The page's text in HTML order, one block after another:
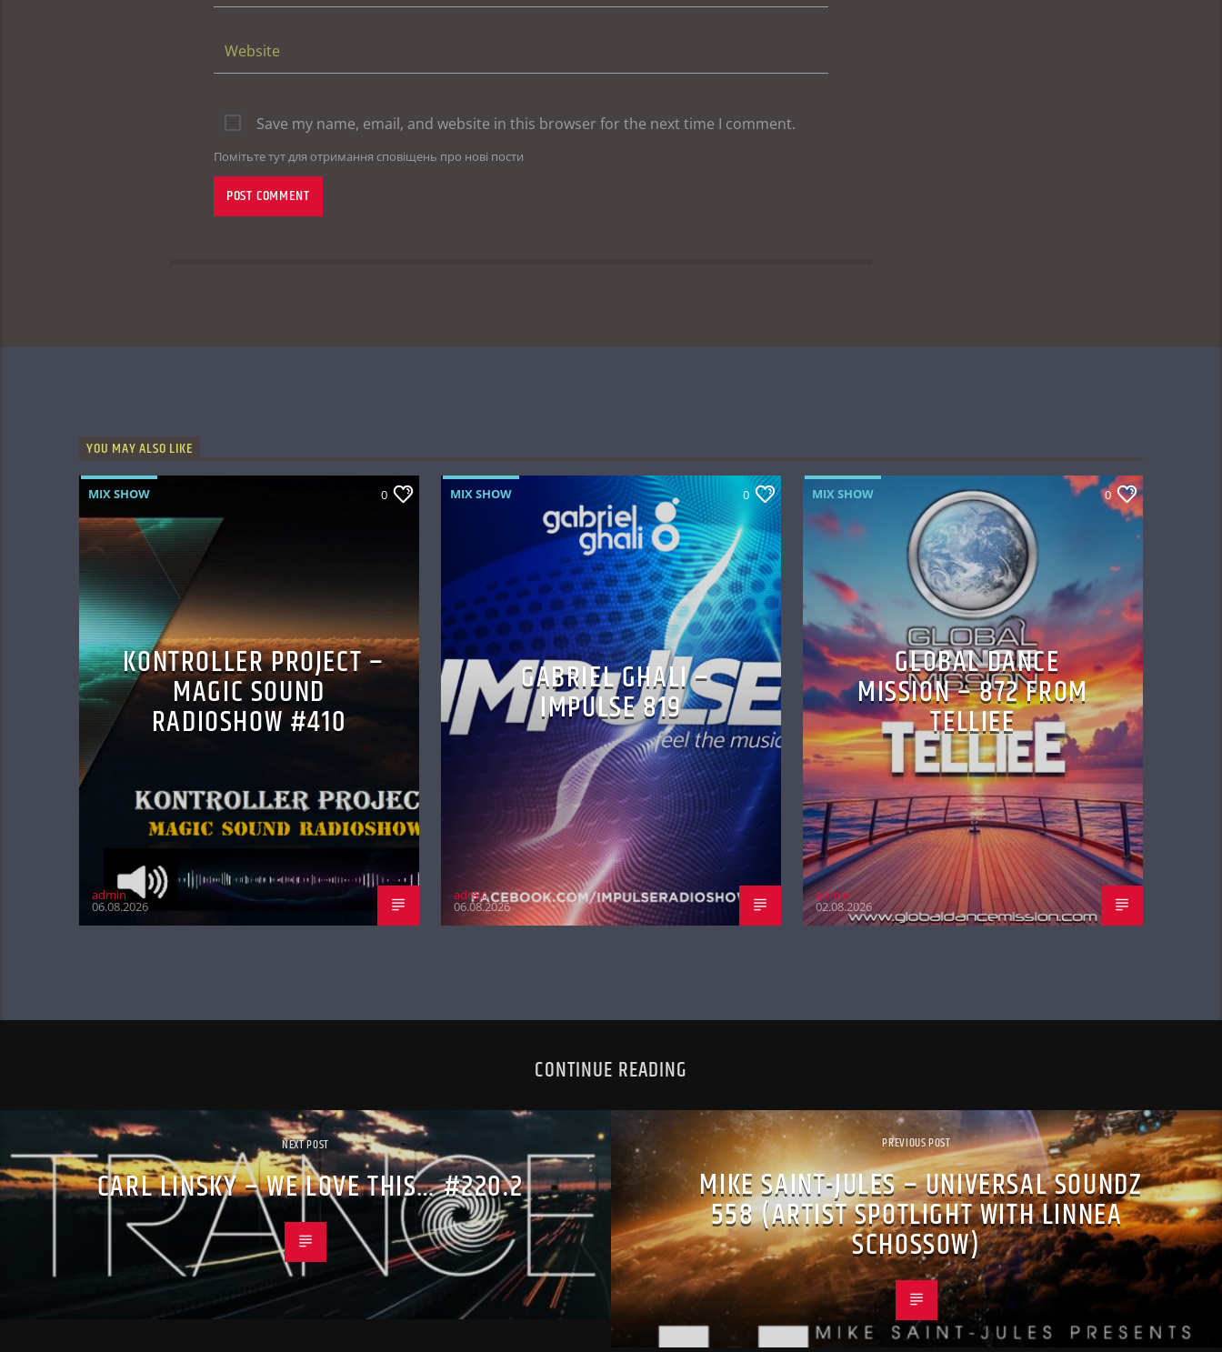
Save my name, email, and website in this browser for the next time I comment.
Помітьте тут для отримання сповіщень про нові пости
YOU MAY ALSO LIKE
MIX SHOW 0
KONTROLLER PROJECT –
MAGIC SOUND
RADIOSHOW #410
admin
06.08.2026
MIX SHOW 0
GABRIEL GHALI –
IMPULSE 819
admin
06.08.2026
MIX SHOW 0
GLOBAL DANCE
MISSION – 872 FROM
TELLIEE
admin
02.08.2026
CONTINUE READING
NEXT POST
CARL LINSKY – WE LOVE THIS… #220.2
PREVIOUS POST
MIKE SAINT-JULES – UNIVERSAL SOUNDZ
558 (ARTIST SPOTLIGHT WITH LINNEA
SCHOSSOW)